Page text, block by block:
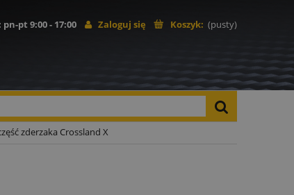
Koszyk: (pusty)
Zaloguj się
: pn-pt 9:00 - 17:00
zderzaka Crossland X